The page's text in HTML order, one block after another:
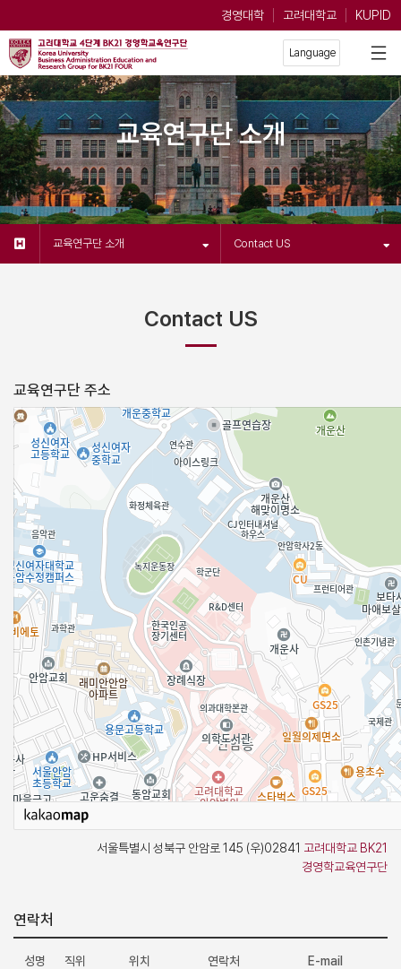
경영대학 고려대학교 KUPID
교육연구단 소개
교육연구단 소개 Contact US
Contact US
교육연구단 주소
서울특별시 성북구 안암로 145 (우)02841 고려대학교 BK21
경영학교육연구단
연락처
성명 직위 위치 연락처 E-mail